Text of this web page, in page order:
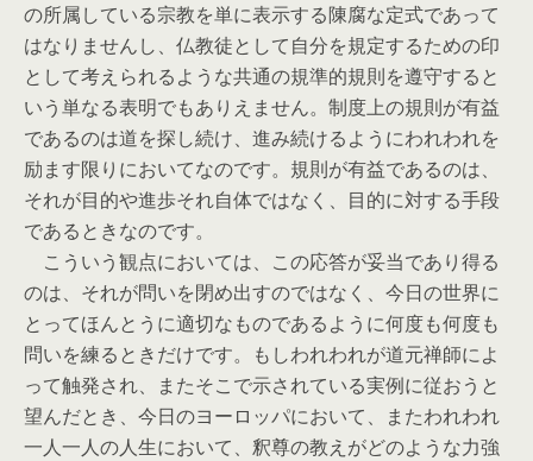
の所属している宗教を単に表示する陳腐な定式であって
はなりませんし、仏教徒として自分を規定するための印
として考えられるような共通の規準的規則を遵守すると
いう単なる表明でもありえません。制度上の規則が有益
であるのは道を探し続け、進み続けるようにわれわれを
励ます限りにおいてなのです。規則が有益であるのは、
それが目的や進歩それ自体ではなく、目的に対する手段
であるときなのです。
こういう観点においては、この応答が妥当であり得る
のは、それが問いを閉め出すのではなく、今日の世界に
とってほんとうに適切なものであるように何度も何度も
問いを練るときだけです。もしわれわれが道元禅師によ
って触発され、またそこで示されている実例に従おうと
望んだとき、今日のヨーロッパにおいて、またわれわれ
一人一人の人生において、釈尊の教えがどのような力強